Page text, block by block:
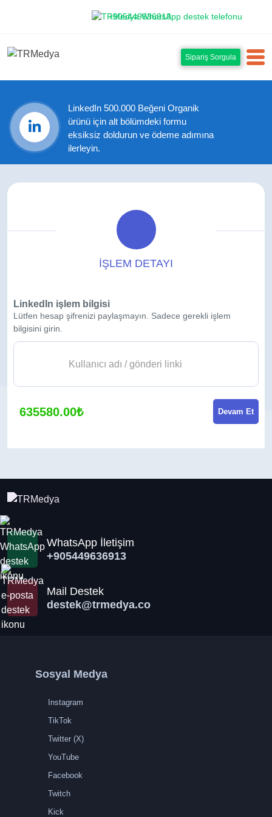
+905449636913
Sipariş Sorgula
LinkedIn 500.000 Beğeni Organik
ürünü için alt bölümdeki formu
eksiksiz doldurun ve ödeme adımına
ilerleyin.
İŞLEM DETAYI
LinkedIn işlem bilgisi
Lütfen hesap şifrenizi paylaşmayın. Sadece gerekli işlem
bilgisini girin.
635580.00₺ Devam Et
WhatsApp İletişim
+905449636913
Mail Destek
destek@trmedya.co
Sosyal Medya
Instagram
TikTok
Twitter (X)
YouTube
Facebook
Twitch
Kick